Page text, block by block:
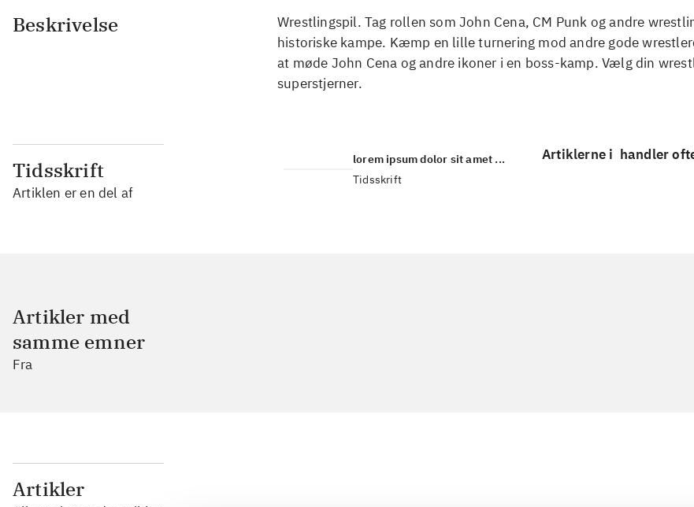
Beskrivelse
Wrestlingspil. Tag rollen som John Cena, CM Punk og andre
historiske kampe. Kæmp en lille turnering mod andre gode
at møde John Cena og andre ikoner i en boss-kamp. Vælg din
superstjerner.
Tidsskrift
Artiklen er en del af
lorem ipsum dolor sit amet ...
Tidsskrift
Artiklerne i handler
Artikler med
samme emner
Fra
Artikler